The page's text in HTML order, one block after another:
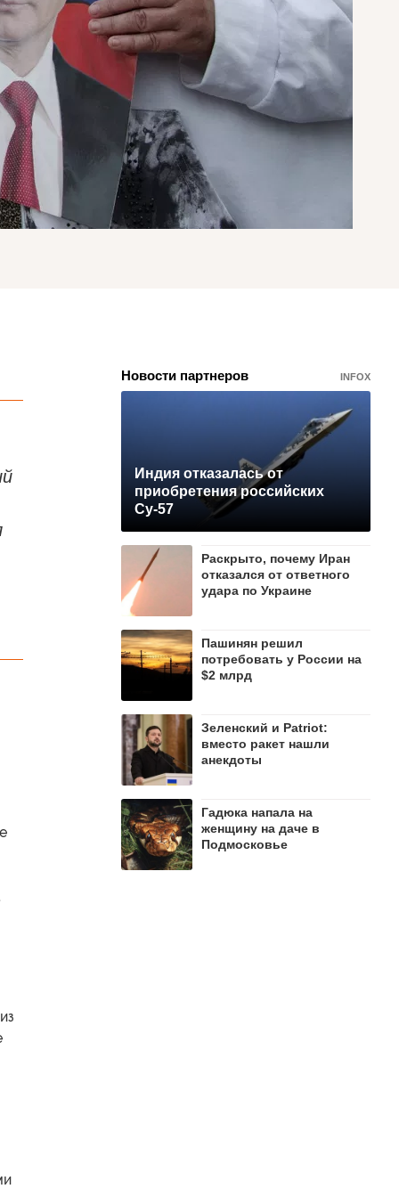
Новости партнеров INFOX
Индия отказалась от
приобретения российских
Су-57
Раскрыто, почему Иран
отказался от ответного
удара по Украине
Пашинян рeшил
потребовать у России на
$2 млрд
Зеленский и Patriot:
вместо ракет нашли
анекдоты
Гадюка напала на
женщину на даче в
Подмосковье